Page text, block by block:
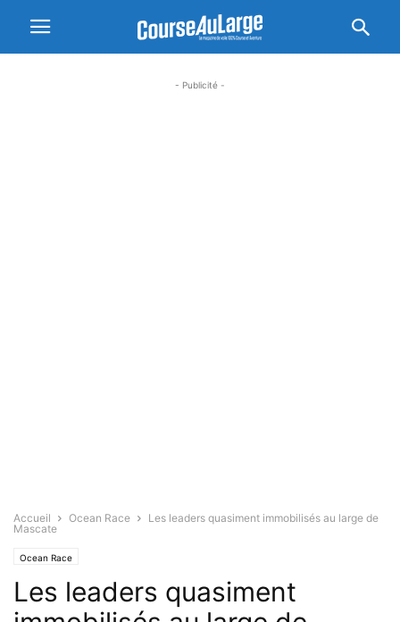
- Publicité -
Accueil Ocean Race
Les leaders quasiment immobilisés au large de
Mascate
Ocean Race
Les leaders quasiment